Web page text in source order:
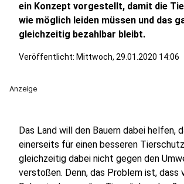
ein Konzept vorgestellt, damit die
wie möglich leiden müssen und das
gleichzeitig bezahlbar bleibt.
Veröffentlicht: Mittwoch, 29.01.2020 14:06
Anzeige
Das Land will den Bauern dabei helfen,
einerseits für einen besseren
gleichzeitig dabei nicht gegen den
verstoßen. Denn, das Problem ist, dass